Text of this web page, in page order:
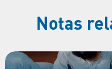
Notas